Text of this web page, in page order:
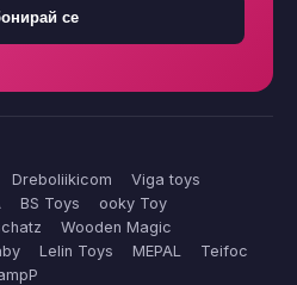
се
Dreboliikicom
Viga toys
BS Toys
ooky Toy
Wooden Magic
Lelin Toys MEPAL
Teifoc